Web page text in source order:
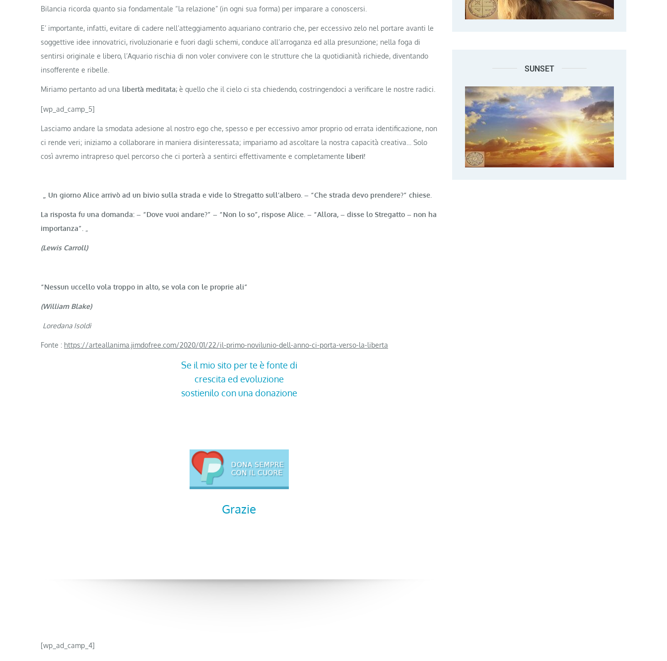
Bilancia ricorda quanto sia fondamentale “la relazione” (in ogni sua forma) per imparare a conoscersi.
E’ importante, infatti, evitare di cadere nell’atteggiamento aquariano contrario che, per eccessivo zelo nel portare avanti le
soggettive idee innovatrici, rivoluzionarie e fuori dagli schemi, conduce all’arroganza ed alla presunzione; nella foga di
sentirsi originale e libero, l’Aquario rischia di non voler convivere con le strutture che la quotidianità richiede, diventando
insofferente e ribelle.
Miriamo pertanto ad una libertà meditata; è quello che il cielo ci sta chiedendo, costringendoci a verificare le nostre radici.
[wp_ad_camp_5]
Lasciamo andare la smodata adesione al nostro ego che, spesso e per eccessivo amor proprio od errata identificazione, non
ci rende veri; iniziamo a collaborare in maniera disinteressata; impariamo ad ascoltare la nostra capacità creativa… Solo
così avremo intrapreso quel percorso che ci porterà a sentirci effettivamente e completamente liberi!
„ Un giorno Alice arrivò ad un bivio sulla strada e vide lo Stregatto sull’albero. – “Che strada devo prendere?” chiese.
La risposta fu una domanda: – “Dove vuoi andare?” – “Non lo so”, rispose Alice. – “Allora, – disse lo Stregatto – non ha
importanza”.
(Lewis Carroll)
“Nessun uccello vola troppo in alto, se vola con le proprie ali”
(William Blake)
Loredana Isoldi
Fonte : https://arteallanima.jimdofree.com/2020/01/22/il-primo-novilunio-dell-anno-ci-porta-verso-la-liberta
Se il mio sito per te è fonte di
crescita ed evoluzione
sostienilo con una donazione
Grazie
[wp_ad_camp_4]
SUNSET